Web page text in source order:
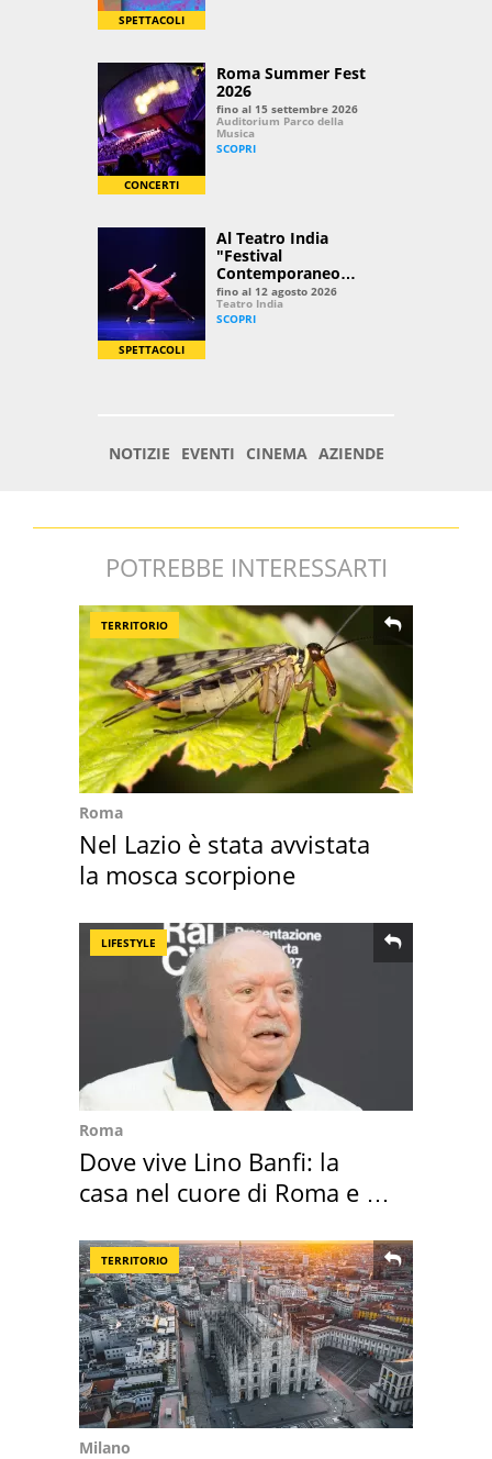
POTREBBE INTERESSARTI
TERRITORIO
Roma
Nel Lazio è stata avvistata
la mosca scorpione
LIFESTYLE
Roma
Dove vive Lino Banfi: la
casa nel cuore di Roma e i
TERRITORIO
Milano